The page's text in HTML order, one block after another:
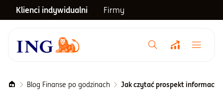
Klienci indywidualni Firmy
Menu główne
Notowania
Blog Finanse po godzinach Jak czytać prospekt